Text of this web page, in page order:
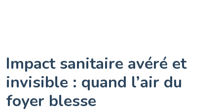
Impact sanitaire avéré et
invisible : quand l’air du
foyer blesse